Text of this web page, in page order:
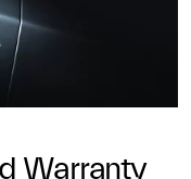
Warranty